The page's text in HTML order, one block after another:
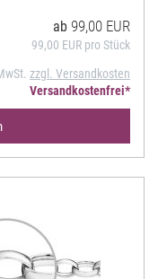
ab 99,00 EUR
99,00 EUR pro Stück
zzgl. Versandkosten
Versandkostenfrei*